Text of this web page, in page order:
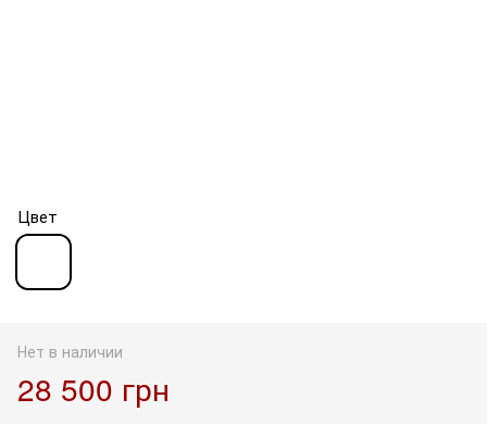
Цвет
Нет в наличии
28 500 грн